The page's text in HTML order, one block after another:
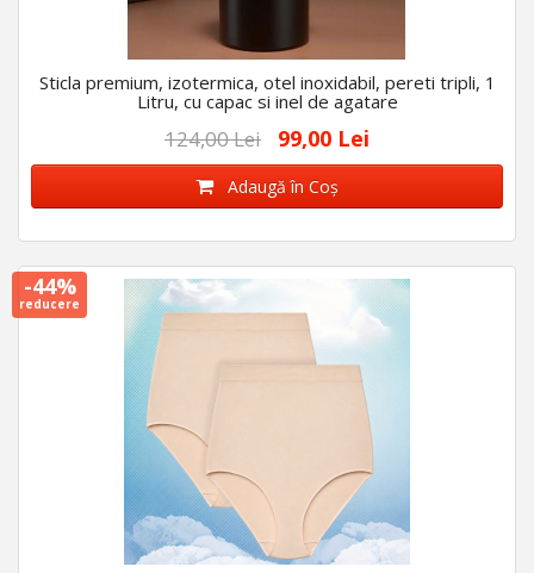
Sticla premium, izotermica, otel inoxidabil, pereti tripli, 1
Litru, cu capac si inel de agatare
124,00 Lei 99,00 Lei
Adaugă în Coş
-44%
reducere